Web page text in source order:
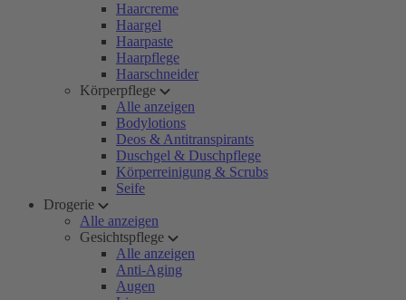
Haarcreme
Haargel
Haarpaste
Haarpflege
Haarschneider
Körperpflege
Alle anzeigen
Bodylotions
Deos & Antitranspirants
Duschgel & Duschpflege
Körperreinigung & Scrubs
Seife
Drogerie
Alle anzeigen
Gesichtspflege
Alle anzeigen
Anti-Aging
Augen